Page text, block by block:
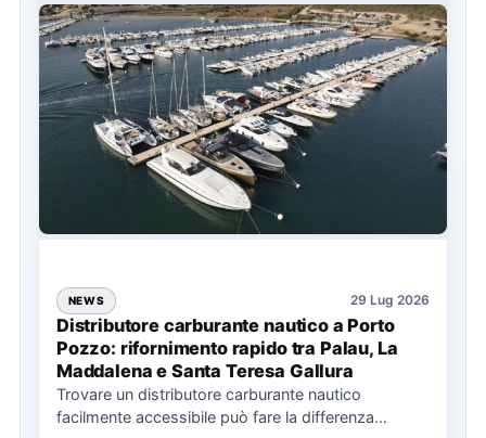
NEWS 29 Lug 2026
Distributore carburante nautico a Porto
Pozzo: rifornimento rapido tra Palau, La
Maddalena e Santa Teresa Gallura
Trovare un distributore carburante nautico
facilmente accessibile può fare la differenza